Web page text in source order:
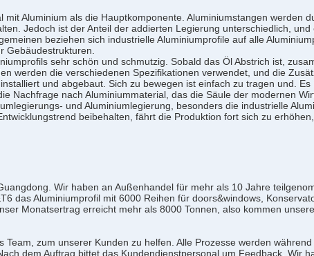
mit Aluminium als die Hauptkomponente. Aluminiumstangen werden
Jedoch ist der Anteil der addierten Legierung unterschiedlich,
beziehen sich industrielle Aluminiumprofile auf alle
Gebäudestrukturen.
sehr schön und schmutzig. Sobald das Öl Abstrich ist,
werden die verschiedenen Spezifikationen verwendet, und die
und abgebaut. Sich zu bewegen ist einfach zu tragen und. Es
Nachfrage nach Aluminiummaterial, das die Säule der modernen
und Aluminiumlegierung, besonders die industrielle
beibehalten, fährt die Produktion fort sich zu
Wir haben an Außenhandel für mehr als 10 Jahre
das Aluminiumprofil mit 6000 Reihen für doors&windows,
Monatsertrag erreicht mehr als 8000 Tonnen, also kommen
zum unserer Kunden zu helfen. Alle Prozesse werden
dem Auftrag bittet das Kundendienstpersonal um Feedback. Wir